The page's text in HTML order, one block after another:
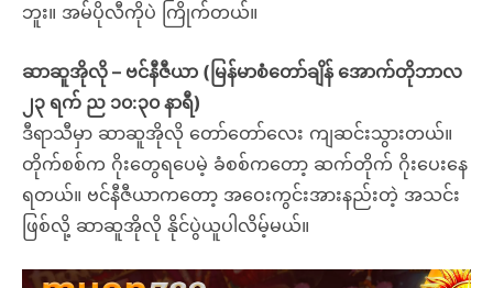
ဘူး။ အမ်ပိုလီကိုပဲ ကြိုက်တယ်။
ဆာဆူအိုလို – ဗင်နီဇီယာ (မြန်မာစံတော်ချိန် အောက်တိုဘာလ
၂၃ ရက် ည ၁၀:၃၀ နာရီ)
ဒီရာသီမှာ ဆာဆူအိုလို တော်တော်လေး ကျဆင်းသွားတယ်။
တိုက်စစ်က ဂိုးတွေရပေမဲ့ ခံစစ်ကတော့ ဆက်တိုက် ဂိုးပေးနေ
ရတယ်။ ဗင်နီဇီယာကတော့ အဝေးကွင်းအားနည်းတဲ့ အသင်း
ဖြစ်လို့ ဆာဆူအိုလို နိုင်ပွဲယူပါလိမ့်မယ်။